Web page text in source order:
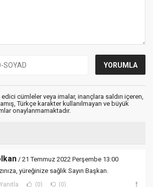
cümleler veya imalar, inançlara saldırı içeren,
Türkçe karakter kullanılmayan ve büyük
onaylanmamaktadır.
/ 21 Temmuz 2022 Perşembe 13:00
yüreğinize sağlık Sayın Başkan.
Yanıtla (0) (0)